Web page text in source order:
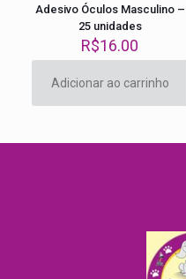
Adesivo Óculos Masculino –
25 unidades
R$16.00
Adicionar ao carrinho